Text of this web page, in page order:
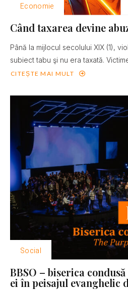
Economie
Când taxarea devine
Până la mijlocul secolului XIX (1),
subiect tabu şi nu era taxată.
CITEȘTE MAI MULT
Social
BBSO – biserica
ei în peisajul evanghelic